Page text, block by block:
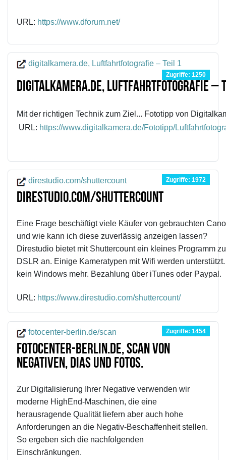
URL: https://www.dforum.net/
digitalkamera.de, Luftfahrtfotografie – Teil 1
Zugriffe: 1250
digitalkamera.de, Luftfahrtfotografie –
Mit der richtigen Technik zum Ziel... Fototipp von
URL: https://www.digitalkamera.de/Fototipp/
direstudio.com/shuttercount Zugriffe: 1972
direstudio.com/shuttercount
Eine Frage beschäftigt viele Käufer von gebrauchten
und wie kann ich diese zuverlässig anzeigen lassen?
Direstudio bietet mit Shuttercount ein kleines Programm
DSLR an. Einige Kameratypen mit Wifi werden
kein Windows mehr. Bezahlung über iTunes oder Paypal.
URL: https://www.direstudio.com/shuttercount/
fotocenter-berlin.de/scan Zugriffe: 1454
fotocenter-berlin.de, Scan von
Negativen, Dias und Fotos.
Zur Digitalisierung Ihrer Negative verwenden wir
moderne HighEnd-Maschinen, die eine
herausragende Qualität liefern aber auch hohe
Anforderungen an die Negativ-Beschaffenheit stellen.
So ergeben sich die nachfolgenden
Einschränkungen.